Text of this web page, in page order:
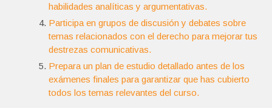
habilidades analíticas y argumentativas.
Participa en grupos de discusión y debates sobre
temas relacionados con el derecho para mejorar tus
destrezas comunicativas.
Prepara un plan de estudio detallado antes de los
exámenes finales para garantizar que has cubierto
todos los temas relevantes del curso.